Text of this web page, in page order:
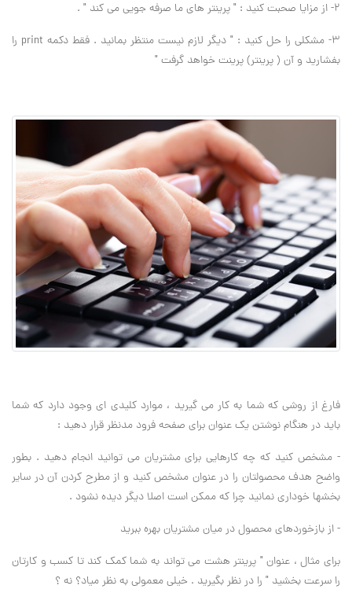
2- از مزایا صحبت کنید : " پرینتر های ما صرفه جویی می کند " .
3- مشکلی را حل کنید : " دیگر لازم نیست منتظر بمانید . فقط دکمه print را
بفشارید و آن ( پرینتر) پرینت خواهد گرفت "
فارغ از روشی که شما به کار می گیرید ، موارد کلیدی ای وجود دارد که شما
باید در هنگام نوشتن یک عنوان برای صفحه فرود مدنظر قرار دهید :
- مشخص کنید که چه کارهایی برای مشتریان می توانید انجام دهید . بطور
واضح هدف محصولتان را در عنوان مشخص کنید و از مطرح کردن آن در سایر
بخشها خوداری نمانید چرا که ممکن است اصلا دیگر دیده نشود .
- از بازخوردهای محصول در میان مشتریان بهره ببرید
برای مثال ، عنوان " پرینتر هشت می تواند به شما کمک کند تا کسب و کارتان
را سرعت بخشید " را در نظر بگیرید . خیلی معمولی به نظر میاد؟ نه ؟